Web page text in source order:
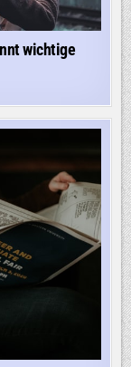
wichtige